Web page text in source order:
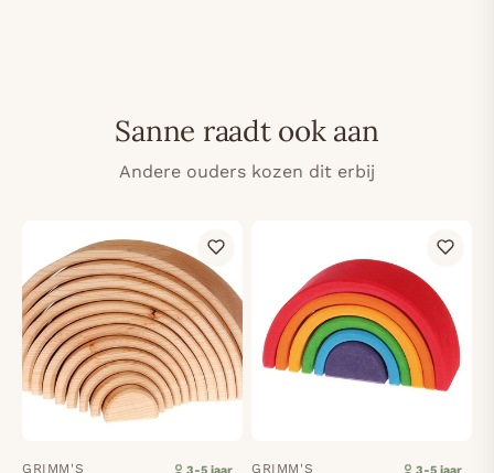
Sanne raadt ook aan
Andere ouders kozen dit erbij
GRIMM'S GRIMM'S